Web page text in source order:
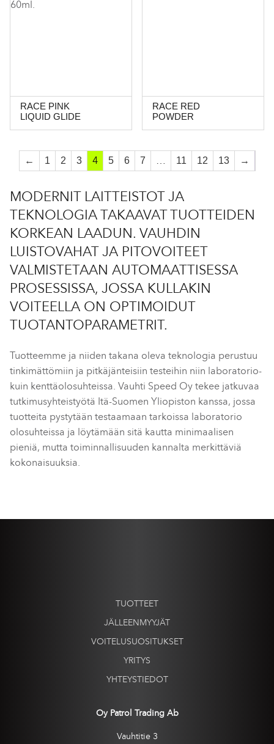
RACE PINK
LIQUID GLIDE
RACE RED
POWDER
← 1 2 3 4 5 6 7 … 11 12 13 →
MODERNIT LAITTEISTOT JA
TEKNOLOGIA TAKAAVAT TUOTTEIDEN
KORKEAN LAADUN. VAUHDIN
LUISTOVAHAT JA PITOVOITEET
VALMISTETAAN AUTOMAATTISESSA
PROSESSISSA, JOSSA KULLAKIN
VOITEELLA ON OPTIMOIDUT
TUOTANTOPARAMETRIT.
Tuotteemme ja niiden takana oleva teknologia perustuu
tinkimättömiin ja pitkäjänteisiin testeihin niin laboratorio-
kuin kenttäolosuhteissa. Vauhti Speed Oy tekee jatkuvaa
tutkimusyhteistyötä Itä-Suomen Yliopiston kanssa, jossa
tuotteita pystytään testaamaan tarkoissa laboratorio
olosuhteissa ja löytämään sitä kautta minimaalisen
pieniä, mutta toiminnallisuuden kannalta merkittäviä
kokonaisuuksia.
TUOTTEET
JÄLLEENMYYJÄT
VOITELUSUOSITUKSET
YRITYS
YHTEYSTIEDOT
Oy Patrol Trading Ab
Vauhtitie 3